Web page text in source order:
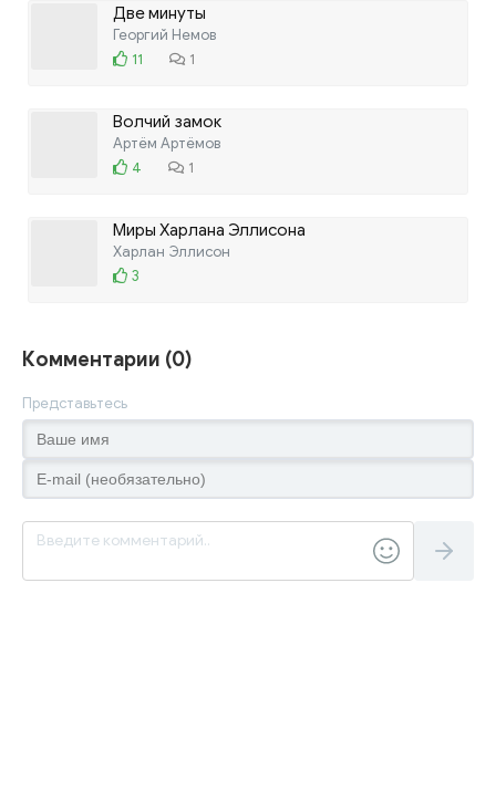
Две минуты
Георгий Немов
11
1
Волчий замок
Артём Артёмов
4
1
Миры Харлана Эллисона
Харлан Эллисон
3
Комментарии (0)
Представьтесь